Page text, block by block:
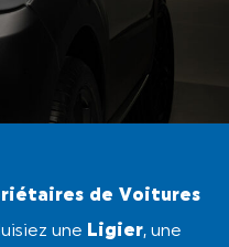
de Voitures
une Ligier, une